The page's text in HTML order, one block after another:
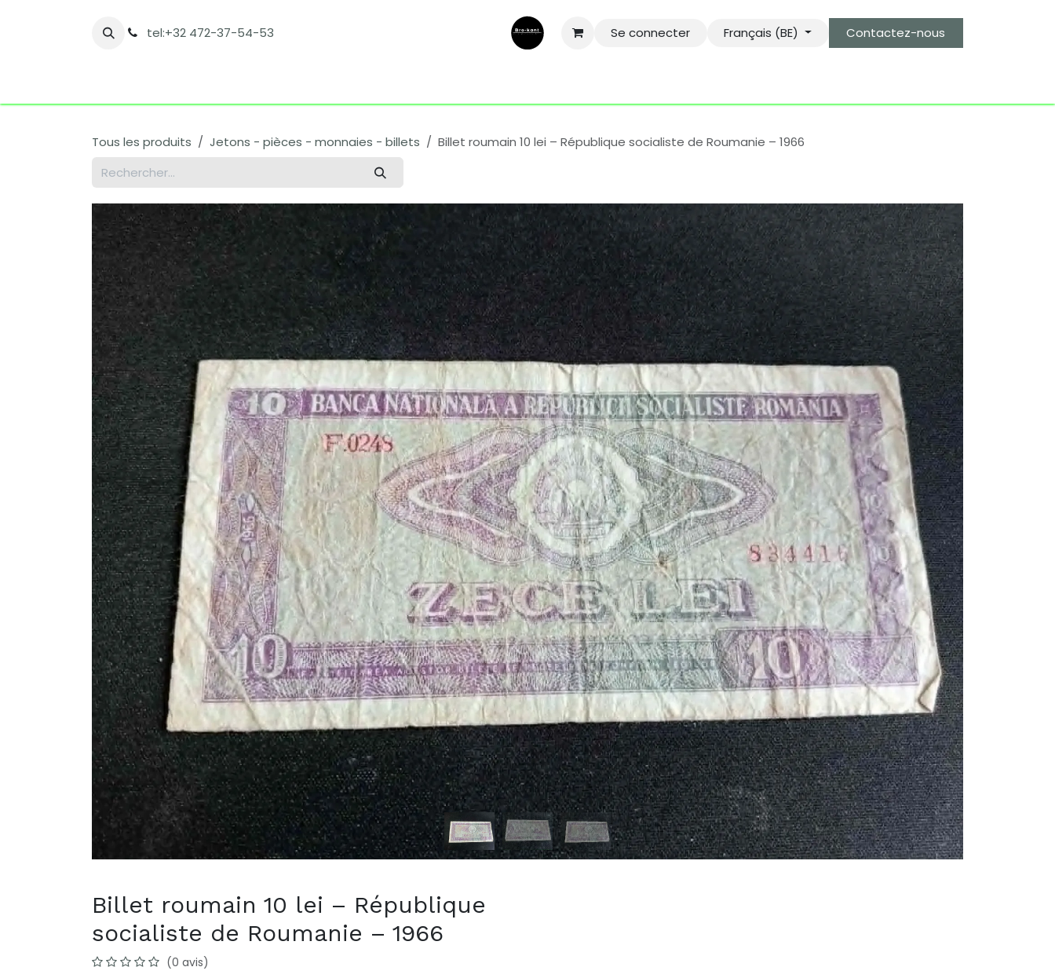
tel:+32 472-37-54-53
Se connecter Français (BE) Contactez-nous
Tous les produits Jetons - pièces - monnaies - billets Billet roumain 10 lei – République socialiste de Roumanie – 1966
Billet roumain 10 lei – République
socialiste de Roumanie – 1966
(0 avis)